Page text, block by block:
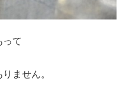
って
ません。